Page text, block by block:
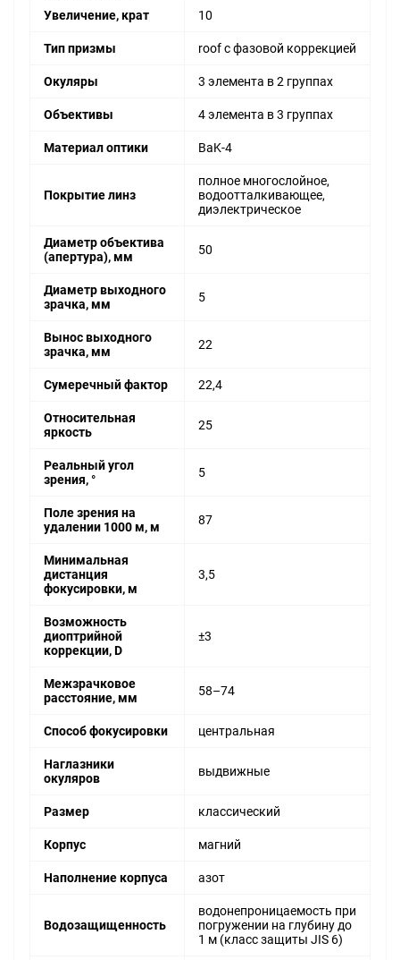
Увеличение, крат
10
Тип призмы roof с фазовой коррекцией
Окуляры 3 элемента в 2 группах
Объективы 4 элемента в 3 группах
Материал оптики BaK-4
Покрытие линз
полное многослойное,
водоотталкивающее,
диэлектрическое
Диаметр объектива
(апертура), мм
50
Диаметр выходного
зрачка, мм
5
Вынос выходного
зрачка, мм
22
Сумеречный фактор 22,4
Относительная
яркость
25
Реальный угол
зрения, °
5
Поле зрения на
удалении 1000 м, м
87
Минимальная
дистанция
фокусировки, м
3,5
Возможность
диоптрийной
коррекции, D
±3
Межзрачковое
расстояние, мм
58–74
Способ фокусировки центральная
Наглазники
окуляров
выдвижные
Размер классический
Корпус магний
Наполнение корпуса азот
Водозащищенность
водонепроницаемость при
погружении на глубину до
1 м (класс защиты JIS 6)